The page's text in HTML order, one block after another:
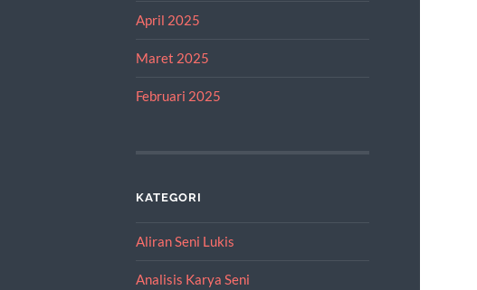
April 2025
Maret 2025
Februari 2025
KATEGORI
Aliran Seni Lukis
Analisis Karya Seni